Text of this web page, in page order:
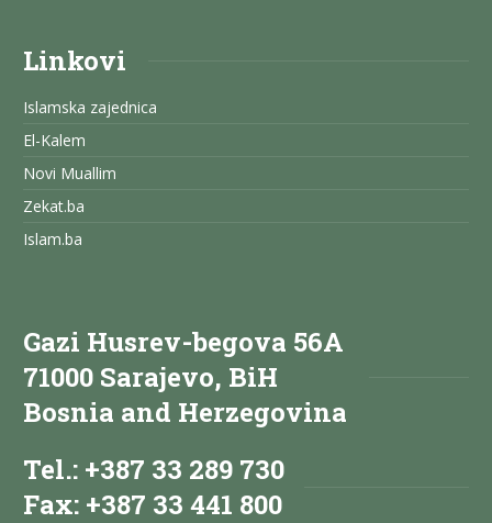
Linkovi
Islamska zajednica
El-Kalem
Novi Muallim
Zekat.ba
Islam.ba
Gazi Husrev-begova 56A
71000 Sarajevo, BiH
Bosnia and Herzegovina
Tel.: +387 33 289 730
Fax: +387 33 441 800